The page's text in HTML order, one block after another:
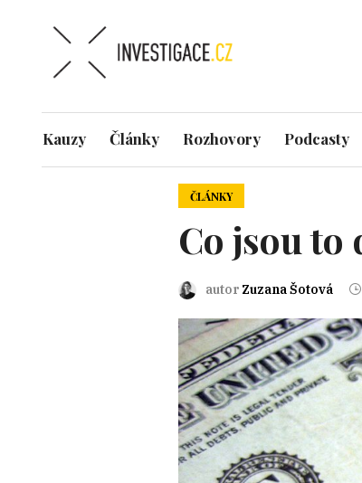
Kauzy Články Rozhovory Podcasty
ČLÁNKY
Co jsou to
autor Zuzana Šotová